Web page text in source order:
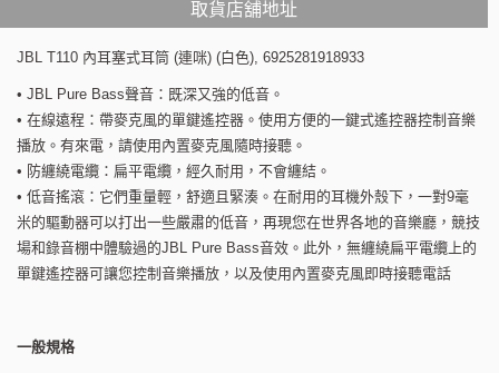
取貨店舖地址
JBL T110 內耳塞式耳筒 (連咪) (白色), 6925281918933
• JBL Pure Bass聲音：既深又強的低音。
• 在線遠程：帶麥克風的單鍵遙控器。使用方便的一鍵式遙控器控制音樂
播放。有來電，請使用內置麥克風隨時接聽。
• 防纏繞電纜：扁平電纜，經久耐用，不會纏結。
• 低音搖滾：它們重量輕，舒適且緊湊。在耐用的耳機外殼下，一對9毫
米的驅動器可以打出一些嚴肅的低音，再現您在世界各地的音樂廳，競技
場和錄音棚中體驗過的JBL Pure Bass音效。此外，無纏繞扁平電纜上的
單鍵遙控器可讓您控制音樂播放，以及使用內置麥克風即時接聽電話
一般規格